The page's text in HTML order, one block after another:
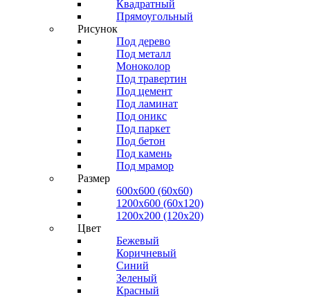
Квадратный
Прямоугольный
Рисунок
Под дерево
Под металл
Моноколор
Под травертин
Под цемент
Под ламинат
Под оникс
Под паркет
Под бетон
Под камень
Под мрамор
Размер
600х600 (60х60)
1200х600 (60х120)
1200х200 (120x20)
Цвет
Бежевый
Коричневый
Синий
Зеленый
Красный